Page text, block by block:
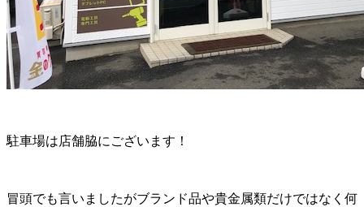
駐車場は店舗脇にございます！
冒頭でも言いましたがブランド品や貴金属類だけではなく何